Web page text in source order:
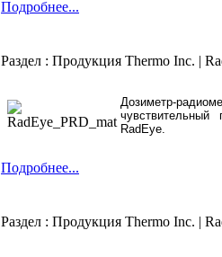
Подробнее...
Раздел : Продукция Thermo Inc. |
Дозиметр-
RadEye.
Подробнее...
Раздел : Продукция Thermo Inc. |